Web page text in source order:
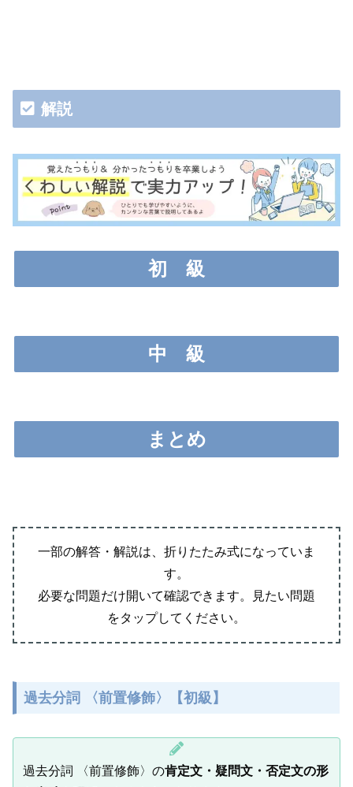
解説
初 級
中 級
まとめ
一部の解答・解説は、折りたたみ式になっていま
す。
必要な問題だけ開いて確認できます。見たい問題
をタップしてください。
過去分詞 〈前置修飾〉【初級】
過去分詞 〈前置修飾〉の肯定文・疑問文・否定文の形